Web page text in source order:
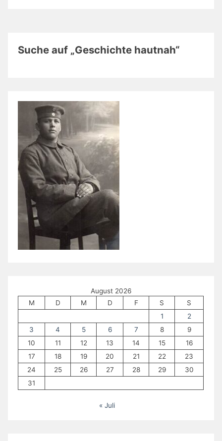
Suche auf „Geschichte hautnah“
August 2026
M
D M D F S
S
1
2
3
4 5 6 7 8
9
10
11 12 13 14 15
16
17
18 19 20 21 22
23
24
25 26 27 28 29
30
31
« Juli